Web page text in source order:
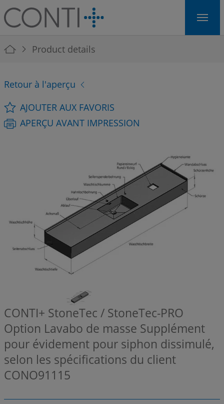
Skip to main navigation
Skip to main content
Skip to page footer
You are here:
Product details
Retour à l'aperçu
AJOUTER AUX FAVORIS
APERÇU AVANT IMPRESSION
CONTI+ StoneTec / StoneTec-PRO
Option Lavabo de masse Supplément
pour évidement pour siphon dissimulé,
selon les spécifications du client
CONO91115